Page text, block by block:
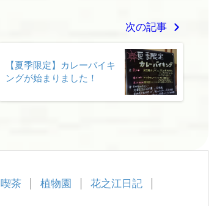
次の記事
【夏季限定】カレーバイキ
ングが始まりました！
喫茶 植物園
花之江日記